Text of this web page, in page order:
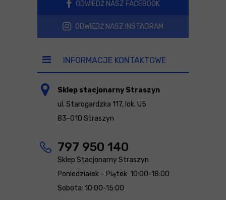
ODWIEDŹ NASZ FACEBOOK
ODWIEDŹ NASZ INSTAGRAM
INFORMACJE KONTAKTOWE
Sklep stacjonarny Straszyn
ul. Starogardzka 117, lok. U5
83-010 Straszyn
797 950 140
Sklep Stacjonarny Straszyn
Poniedziałek – Piątek: 10:00-18:00
Sobota: 10:00-15:00